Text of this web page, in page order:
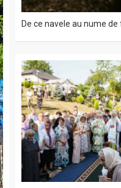
De ce navele au nume